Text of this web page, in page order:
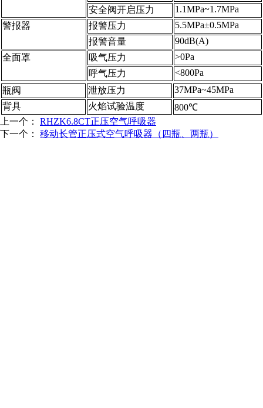
安全阀开启压力
1.1MPa~1.7MPa
警报器
报警压力
5.5MPa±0.5MPa
报警音量
90dB(A)
全面罩
吸气压力
>0Pa
呼气压力
<800Pa
瓶阀
泄放压力
37MPa~45MPa
背具
火焰试验温度
800℃
上一个： RHZK6.8CT正压空气呼吸器
下一个： 移动长管正压式空气呼吸器（四瓶、两瓶）